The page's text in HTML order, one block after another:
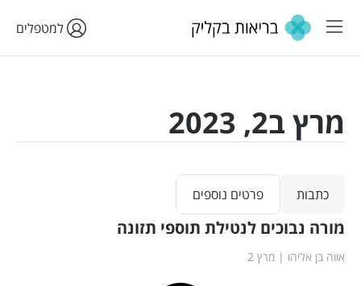
למטפלים
מרץ ב2, 2023
כתבות פרטים נוספים
מורה נבוכים לנטילת תוספי תזונה
אווה בן אליהו מרץ 2